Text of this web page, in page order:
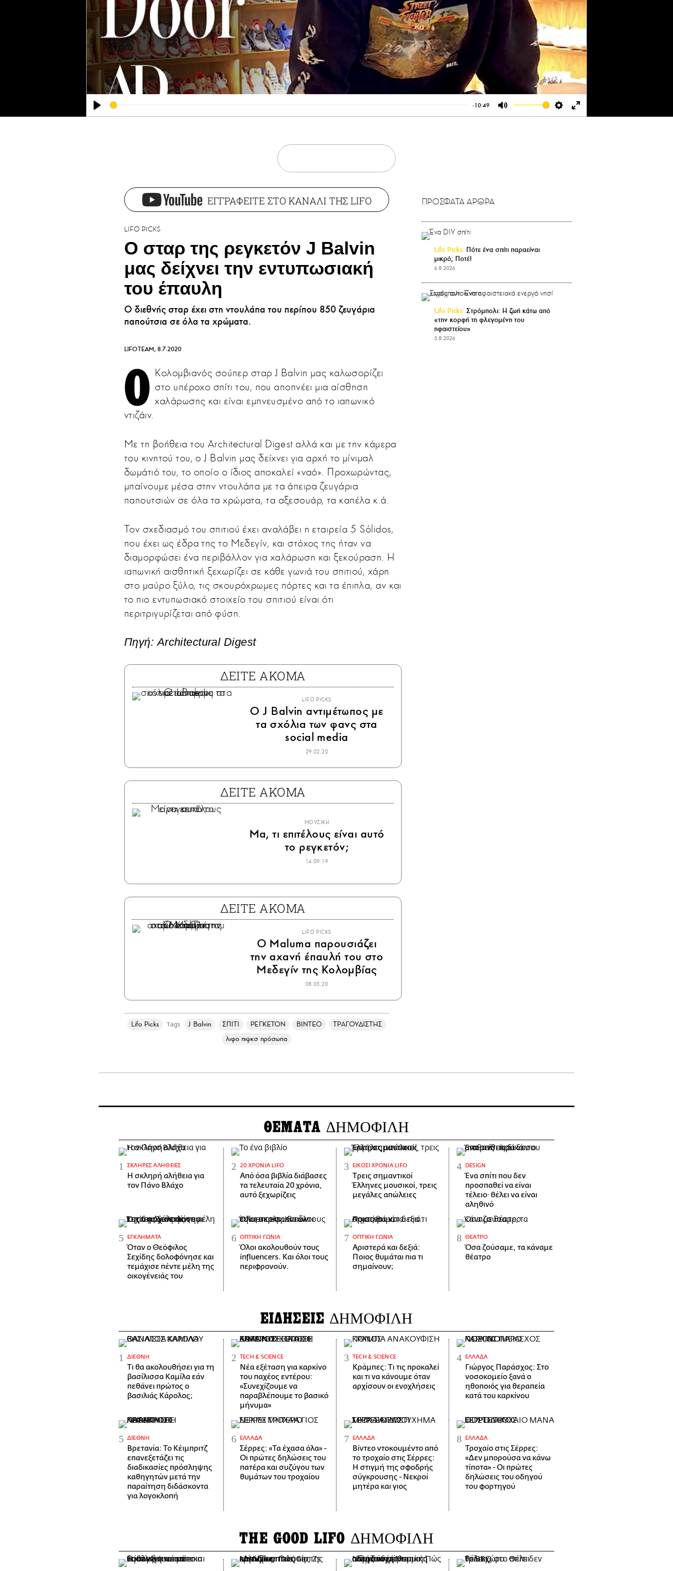
Play
-10:49
Mute SettingsEnter
ΕΓΓΡΑΦΕΙΤΕ ΣΤΟ ΚΑΝΑΛΙ ΤΗΣ LIFO
LIFO PICKS
O σταρ της ρεγκετόν J Balvin
μας δείχνει την εντυπωσιακή
του έπαυλη
Ο διεθνής σταρ έχει στη ντουλάπα του περίπου 850 ζευγάρια
παπούτσια σε όλα τα χρώματα.
LIFOTEAM 8.7.2020
Ο Κολομβιανός σούπερ σταρ J Balvin μας καλωσορίζει
στο υπέροχο σπίτι του, που αποπνέει μια αίσθηση
χαλάρωσης και είναι εμπνευσμένο από το ιαπωνικό
ντιζάιν.
Με τη βοήθεια του Architectural Digest αλλά και με την κάμερα
του κινητού του, ο J Balvin μας δείχνει για αρχή το μίνιμαλ
δωμάτιό του, το οποίο ο ίδιος αποκαλεί «ναό». Προχωρώντας,
μπαίνουμε μέσα στην ντουλάπα με τα άπειρα ζευγάρια
παπουτσιών σε όλα τα χρώματα, τα αξεσουάρ, τα καπέλα κ.ά.
Τον σχεδιασμό του σπιτιού έχει αναλάβει η εταιρεία 5 Sólidos,
που έχει ως έδρα της το Μεδεγίν, και στόχος της ήταν να
διαμορφώσει ένα περιβάλλον για χαλάρωση και ξεκούραση. Η
ιαπωνική αισθητική ξεχωρίζει σε κάθε γωνιά του σπιτιού, χάρη
στο μαύρο ξύλο, τις σκουρόχρωμες πόρτες και τα έπιπλα, αν και
το πιο εντυπωσιακό στοιχείο του σπιτιού είναι ότι
περιτριγυρίζεται από φύση.
Πηγή: Architectural Digest
ΔΕΙΤΕ ΑΚΟΜΑ
LIFO PICKS
Ο J Balvin αντιμέτωπος με
τα σχόλια των φανς στα
social media
29.02.20
ΔΕΙΤΕ ΑΚΟΜΑ
ΜΟΥΣΙΚΗ
Μα, τι επιτέλους είναι αυτό
το ρεγκετόν;
14.09.19
ΔΕΙΤΕ ΑΚΟΜΑ
LIFO PICKS
Ο Maluma παρουσιάζει
την αχανή έπαυλή του στο
Μεδεγίν της Κολομβίας
08.05.20
Lifo Picks Tags J Balvin ΣΠΙΤΙ ΡΕΓΚΕΤΟΝ ΒΙΝΤΕΟ
ΤΡΑΓΟΥΔΙΣΤΗΣ
λιφο πιψκσ πρόσωπα
ΠΡΟΣΦΑΤΑ ΑΡΘΡΑ
Lifo Picks: Πότε ένα σπίτι παραείναι
μικρό; Ποτέ!
6.8.2026
Lifo Picks: Στρόμπολι: Η ζωή κάτω από
«την κορφή τη φλεγομένη του
ηφαιστείου»
5.8.2026
ΘΕΜΑΤΑ ΔΗΜΟΦΙΛΗ
ΣΚΛΗΡΈΣ ΑΛΉΘΕΙΕΣ
H σκληρή αλήθεια για
τον Πάνο Βλάχο
20 ΧΡΌΝΙΑ LIFO
Από όσα βιβλία διάβασες
τα τελευταία 20 χρόνια,
αυτό ξεχωρίζεις
ΕΊΚΟΣΙ ΧΡΌΝΙΑ LIFO
Tρεις σημαντικοί
Έλληνες μουσικοί, τρεις
μεγάλες απώλειες
DESIGN
Ένα σπίτι που δεν
προσπαθεί να είναι
τέλειο· θέλει να είναι
αληθινό
ΕΓΚΛΉΜΑΤΑ
Όταν ο Θεόφιλος
Σεχίδης δολοφόνησε και
τεμάχισε πέντε μέλη της
οικογένειάς του
ΟΠΤΙΚΉ ΓΩΝΊΑ
Όλοι ακολουθούν τους
influencers. Και όλοι τους
περιφρονούν.
ΟΠΤΙΚΉ ΓΩΝΊΑ
Αριστερά και δεξιά:
Ποιος θυμάται πια τι
σημαίνουν;
ΘΈΑΤΡΟ
Όσα ζούσαμε, τα κάναμε
θέατρο
ΕΙΔΗΣΕΙΣ ΔΗΜΟΦΙΛΗ
ΔΙΕΘΝΉ
Τι θα ακολουθήσει για τη
βασίλισσα Καμίλα εάν
πεθάνει πρώτος ο
βασιλιάς Κάρολος;
ΤECH & SCIENCE
Νέα εξέταση για καρκίνο
του παχέος εντέρου:
«Συνεχίζουμε να
παραβλέπουμε το βασικό
μήνυμα»
ΤECH & SCIENCE
Κράμπες: Τι τις προκαλεί
και τι να κάνουμε όταν
αρχίσουν οι ενοχλήσεις
ΕΛΛΆΔΑ
Γιώργος Παράσχος: Στο
νοσοκομείο ξανά ο
ηθοποιός για θεραπεία
κατά του καρκίνου
ΔΙΕΘΝΉ
Βρετανία: Το Κέιμπριτζ
επανεξετάζει τις
διαδικασίες πρόσληψης
καθηγητών μετά την
παραίτηση διδάσκοντα
για λογοκλοπή
ΕΛΛΆΔΑ
Σέρρες: «Τα έχασα όλα» -
Οι πρώτες δηλώσεις του
πατέρα και συζύγου των
θυμάτων του τροχαίου
ΕΛΛΆΔΑ
Βίντεο ντοκουμέντο από
το τροχαίο στις Σέρρες:
Η στιγμή της σφοδρής
σύγκρουσης - Νεκροί
μητέρα και γιος
ΕΛΛΆΔΑ
Τροχαίο στις Σέρρες:
«Δεν μπορούσα να κάνω
τίποτα» - Οι πρώτες
δηλώσεις του οδηγού
του φορτηγού
THE GOOD LIFO ΔΗΜΟΦΙΛΗ